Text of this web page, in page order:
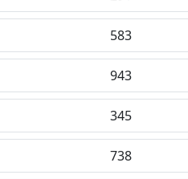
583
943
345
738